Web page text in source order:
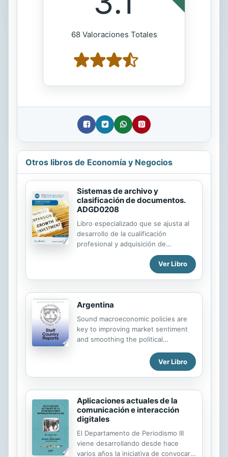
68 Valoraciones Totales
Otros libros de Economía y Negocios
Sistemas de archivo y
clasificación de documentos.
ADGD0208
Libro especializado que se ajusta al
desarrollo de la cualificación
profesional y adquisición de
certificados de profesionalidad.
Manual imprescindible para la
formación y la capacitación, que se
cualificación y dinamización del
conocimiento, como premisas para la
mejora de la empleabilidad y eficacia
para el desempeño del trabajo.
Ver Libro
Argentina
Sound macroeconomic policies are
key to improving market sentiment
and smoothing the political
structural reforms has been
disappointing. The introduction of a
further stay on mortgage
foreclosures sends a highly negative
signal about the protection of
creditor rights. Continuation of a
prudent fiscal policy will be the first
challenge for the new administration.
A cautious easing of monetary policy
appears warranted given recent
Ver Libro
Aplicaciones actuales de la
comunicación e interacción
digitales
El Departamento de Periodismo III
viene desarrollando desde hace
varios años la iniciativa de convocar a